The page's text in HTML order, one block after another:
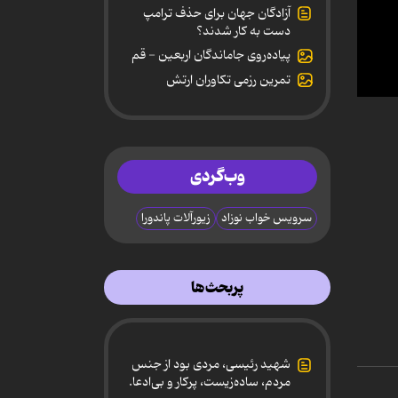
0
آزادگان جهان برای حذف ترامپ
دست به کار شدند؟
پیاده‌روی جاماندگان اربعین - قم
تمرین رزمی تکاوران ارتش
وب‌گردی
سرویس خواب نوزاد زیورآلات پاندورا
پربحث‌ها
شهید رئیسی، مردی بود از جنس
مردم، ساده‌زیست، پرکار و بی‌ادعا.